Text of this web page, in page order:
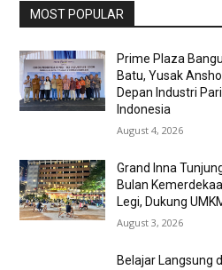
MOST POPULAR
Prime Plaza
Batu, Yusak
Depan Industri
Indonesia
August 4, 2026
Grand Inna
Bulan
Legi, Dukung
August 3, 2026
Belajar Langsung